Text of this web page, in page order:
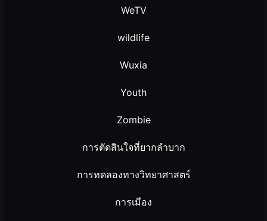
WeTV
wildlife
Wuxia
Youth
Zombie
การตัดสินใจที่ยากลำบาก
การทดลองทางวิทยาศาสตร์
การเมือง